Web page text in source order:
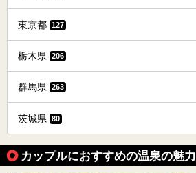
東京都 127
栃木県 206
群馬県 263
茨城県 80
カップルにおすすめの温泉の魅力